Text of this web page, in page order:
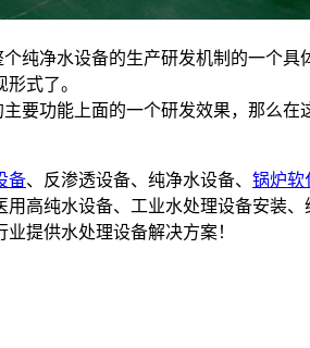
纯净水设备的生产研发机制的一个
式了。
功能上面的一个研发效果，那么
备、反渗透设备、纯净水设备、 锅炉软
高纯水设备、工业水处理设备安装
提供水处理设备解决方案！